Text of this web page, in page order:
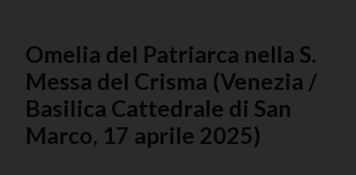
Omelia del Patriarca nella S.
Messa del Crisma (Venezia /
Basilica Cattedrale di San
Marco, 17 aprile 2025)